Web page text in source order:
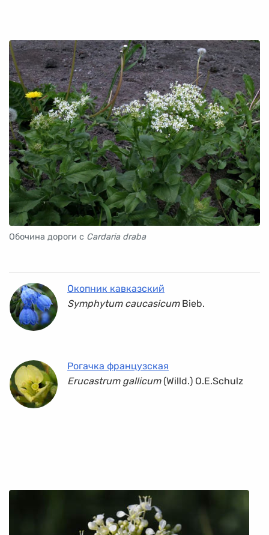
Обочина дороги с Cardaria draba
Окопник кавказский
Symphytum caucasicumBieb.
Рогачка французская
Erucastrum gallicum(Willd.) O.E.Schulz